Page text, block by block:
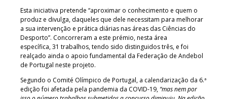
Esta iniciativa pretende “aproximar o conhecimento e quem o
produz e divulga, daqueles que dele necessitam para melhorar
a sua intervenção e prática diárias nas áreas das Ciências do
Desporto”. Concorreram a este prémio, nesta área
específica, 31 trabalhos, tendo sido distinguidos três, e foi
realçado ainda o apoio fundamental da Federação de Andebol
de Portugal neste projeto.
Segundo o Comité Olímpico de Portugal, a calendarização da 6.ª
edição foi afetada pela pandemia da COVID-19,“mas nem por